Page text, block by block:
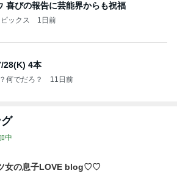
喜びの報告に芸能界からも祝福
ックス 1日前
28(K) 4本
何でだろ？ 11日前
中
女の息子LOVE blog♡♡